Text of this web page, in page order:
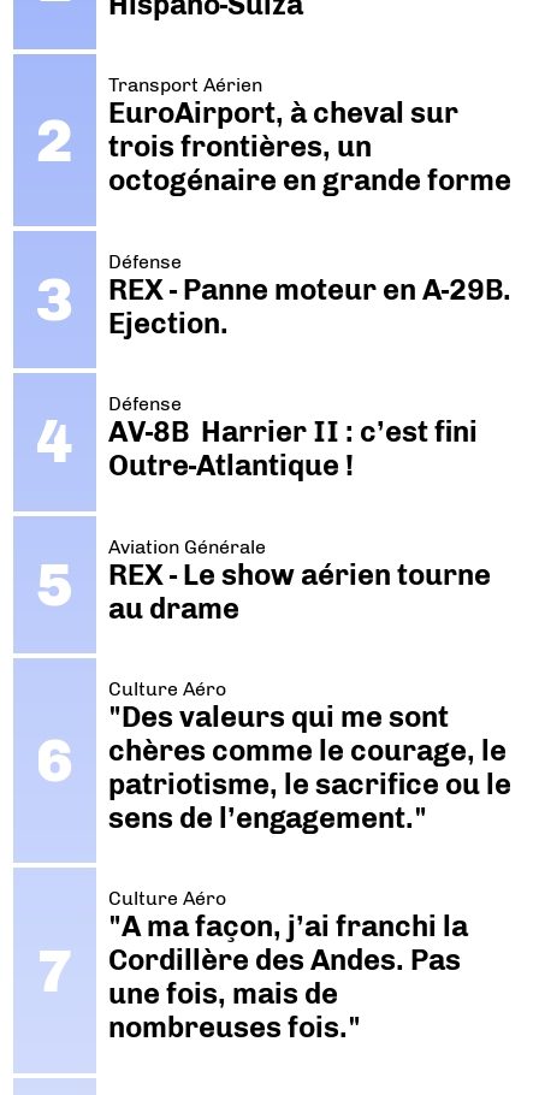
Transport Aérien
EuroAirport, à cheval sur
trois frontières, un
octogénaire en grande forme
Défense
REX - Panne moteur en A-29B.
Ejection.
Défense
AV-8B Harrier II : c’est fini
Outre-Atlantique !
Aviation Générale
REX - Le show aérien tourne
au drame
Culture Aéro
"Des valeurs qui me sont
chères comme le courage, le
patriotisme, le sacrifice ou le
sens de l’engagement."
Culture Aéro
"A ma façon, j’ai franchi la
Cordillère des Andes. Pas
une fois, mais de
nombreuses fois."